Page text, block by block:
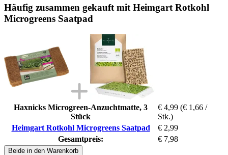
Häufig zusammen gekauft mit Heimgart Rotkohl
Microgreens Saatpad
Haxnicks Microgreen-Anzuchtmatte, 3
Stück
€ 4,99 (€ 1,66 /
Stk.)
Heimgart Rotkohl Microgreens Saatpad
€ 2,99
Gesamtpreis:
€ 7,98
Beide in den Warenkorb